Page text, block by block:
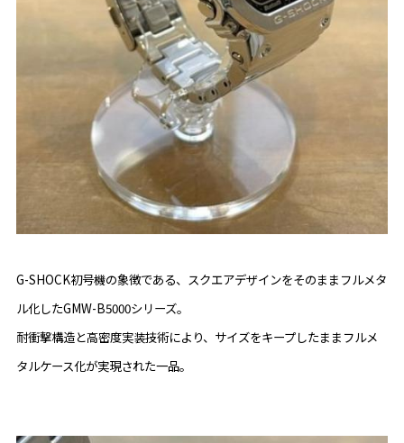
G-SHOCK初号機の象徴である、スクエアデザインをそのままフルメタ
ル化したGMW-B5000シリーズ。
耐衝撃構造と高密度実装技術により、サイズをキープしたままフルメ
タルケース化が実現された一品。